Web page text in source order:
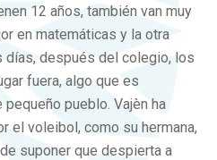
12 años, también van muy
en matemáticas y la otra
días, después del colegio, los
fuera, algo que es
pueblo. Vajèn ha
el voleibol, como su hermana,
suponer que despierta a